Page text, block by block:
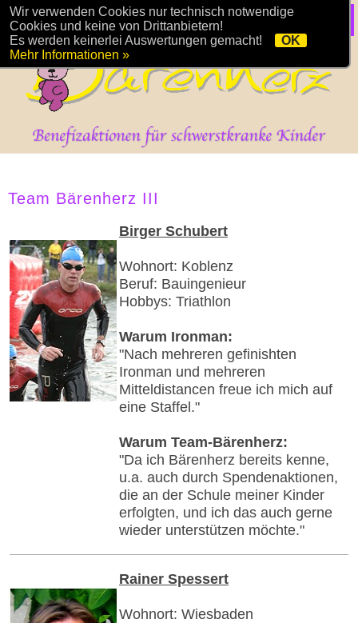
Team Bärenherz III
Birger Schubert
Wohnort: Koblenz
Beruf: Bauingenieur
Hobbys: Triathlon
Warum Ironman:
"Nach mehreren gefinishten
Ironman und mehreren
Mitteldistancen freue ich mich auf
eine Staffel."
Warum Team-Bärenherz:
"Da ich Bärenherz bereits kenne,
u.a. auch durch Spendenaktionen,
die an der Schule meiner Kinder
erfolgten, und ich das auch gerne
wieder unterstützen möchte."
Rainer Spessert
Wohnort: Wiesbaden
Wir verwenden Cookies nur technisch notwendige
Cookies und keine von Drittanbietern!
Es werden keinerlei Auswertungen gemacht!
OK
Mehr Informationen »